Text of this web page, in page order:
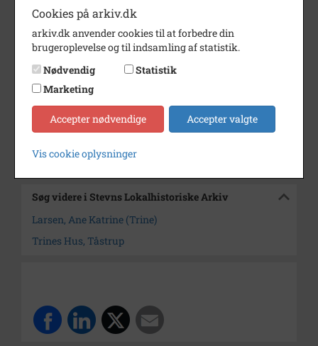
Periode
1988 - 1990
Dateringsnote
1988 - 1990
Arkiv
Stevns Lokalhistoriske Arkiv
Kontakt arkivet
Søg videre i Stevns Lokalhistoriske Arkiv
Larsen, Ane Katrine (Trine)
Trines Hus, Tåstrup
Cookies på arkiv.dk
arkiv.dk anvender cookies til at forbedre din
brugeroplevelse og til indsamling af statistik.
Nødvendig
Statistik
Marketing
Accepter nødvendige Accepter valgte
Vis cookie oplysninger